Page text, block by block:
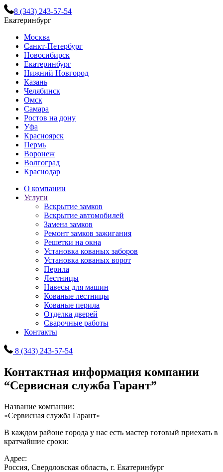
8 (343) 243-57-54
Екатеринбург
Москва
Санкт-Петербург
Новосибирск
Екатеринбург
Нижний Новгород
Казань
Челябинск
Омск
Самара
Ростов на дону
Уфа
Красноярск
Пермь
Воронеж
Волгоград
Краснодар
О компании
Услуги
Вскрытие замков
Вскрытие автомобилей
Замена замков
Ремонт замков зажигания
Решетки на окна
Установка кованых заборов
Установка кованых ворот
Перила
Лестницы
Навесы для машин
Кованые лестницы
Кованые перила
Отделка дверей
Сварочные работы
Контакты
8 (343) 243-57-54
Контактная информация компании
“Сервисная служба Гарант”
Название компании:
«Сервисная служба Гарант»
В каждом районе города у нас есть мастер готовый приехать в
кратчайшие сроки:
Адрес:
Россия, Свердловская область, г. Екатеринбург